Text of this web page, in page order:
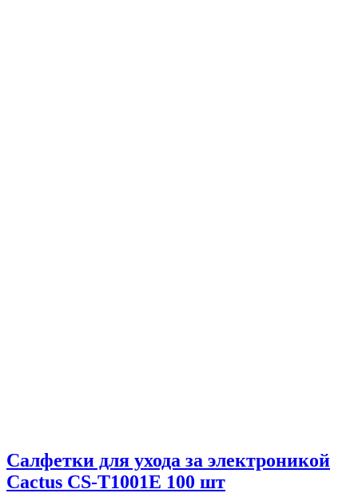
Салфетки для ухода за электроникой
Cactus CS-T1001E 100 шт